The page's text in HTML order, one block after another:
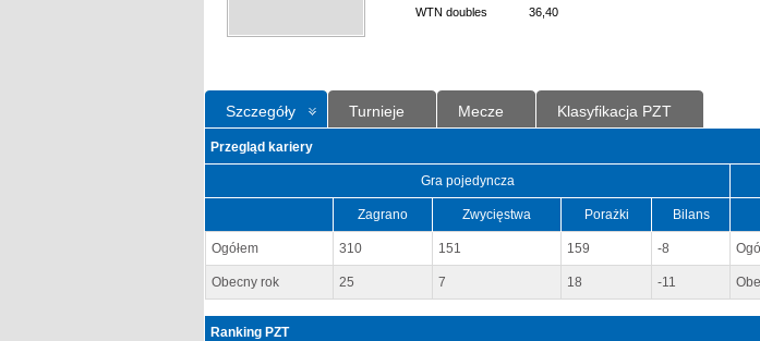
WTN doubles
36,40
Szczegóły Turnieje Mecze Klasyfikacja PZT
Przegląd kariery
Gra pojedyncza
Zagrano Zwycięstwa Porażki Bilans
Ogółem 310 151 159 -8
Obecny rok 25 7 18 -11
Ranking PZT